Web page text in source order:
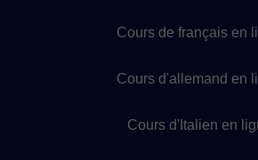
Cours de français en
Cours d'allemand en
Cours d'Italien en